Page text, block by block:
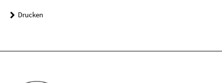
Drucken